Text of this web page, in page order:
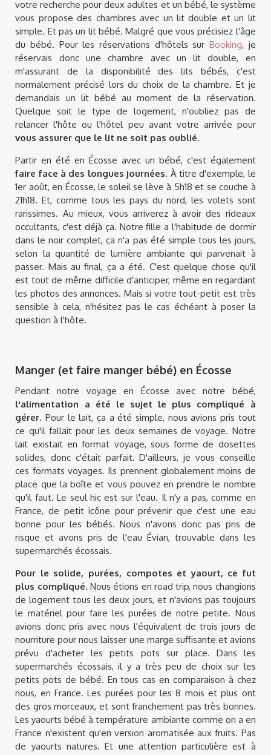
votre recherche pour deux adultes et un bébé, le système
vous propose des chambres avec un lit double et un lit
simple. Et pas un lit bébé. Malgré que vous précisiez l'âge
du bébé. Pour les réservations d'hôtels sur Booking, je
réservais donc une chambre avec un lit double, en
m'assurant de la disponibilité des lits bébés, c'est
normalement précisé lors du choix de la chambre. Et je
demandais un lit bébé au moment de la réservation.
Quelque soit le type de logement, n'oubliez pas de
relancer l'hôte ou l'hôtel peu avant votre arrivée pour
vous assurer que le lit ne soit pas oublié.
Partir en été en Écosse avec un bébé, c'est également
faire face à des longues journées. À titre d'exemple, le
1er août, en Écosse, le soleil se lève à 5h18 et se couche à
21h18. Et, comme tous les pays du nord, les volets sont
rarissimes. Au mieux, vous arriverez à avoir des rideaux
occultants, c'est déjà ça. Notre fille a l'habitude de dormir
dans le noir complet, ça n'a pas été simple tous les jours,
selon la quantité de lumière ambiante qui parvenait à
passer. Mais au final, ça a été. C'est quelque chose qu'il
est tout de même difficile d'anticiper, même en regardant
les photos des annonces. Mais si votre tout-petit est très
sensible à cela, n'hésitez pas le cas échéant à poser la
question à l'hôte.
Manger (et faire manger bébé) en Écosse
Pendant notre voyage en Écosse avec notre bébé,
l'alimentation a été le sujet le plus compliqué à
gérer. Pour le lait, ça a été simple, nous avions pris tout
ce qu'il fallait pour les deux semaines de voyage. Notre
lait existait en format voyage, sous forme de dosettes
solides, donc c'était parfait. D'ailleurs, je vous conseille
ces formats voyages. Ils prennent globalement moins de
place que la boîte et vous pouvez en prendre le nombre
qu'il faut. Le seul hic est sur l'eau. Il n'y a pas, comme en
France, de petit icône pour prévenir que c'est une eau
bonne pour les bébés. Nous n'avons donc pas pris de
risque et avons pris de l'eau Évian, trouvable dans les
supermarchés écossais.
Pour le solide, purées, compotes et yaourt, ce fut
plus compliqué. Nous étions en road trip, nous changions
de logement tous les deux jours, et n'avions pas toujours
le matériel pour faire les purées de notre petite. Nous
avions donc pris avec nous l'équivalent de trois jours de
nourriture pour nous laisser une marge suffisante et avions
prévu d'acheter les petits pots sur place. Dans les
supermarchés écossais, il y a très peu de choix sur les
petits pots de bébé. En tous cas en comparaison à chez
nous, en France. Les purées pour les 8 mois et plus ont
des gros morceaux, et sont franchement pas très bonnes.
Les yaourts bébé à température ambiante comme on a en
France n'existent qu'en version aromatisée aux fruits. Pas
de yaourts natures. Et une attention particulière est à